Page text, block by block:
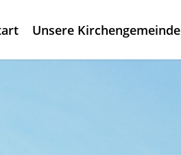
Unsere Kirchengemeinde